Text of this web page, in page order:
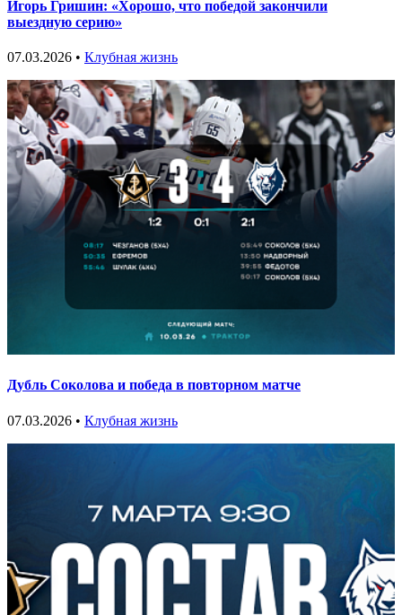
Игорь Гришин: «Хорошо, что победой закончили
выездную серию»
07.03.2026 • Клубная жизнь
Дубль Соколова и победа в повторном матче
07.03.2026 • Клубная жизнь